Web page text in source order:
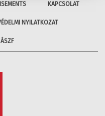
KAPCSOLAT
NYILATKOZAT